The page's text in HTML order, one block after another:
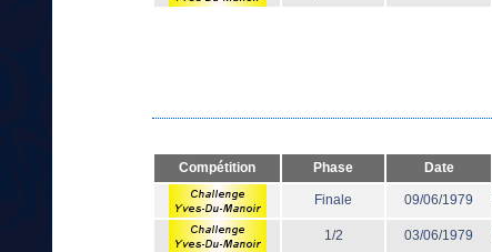
Compétition Phase Date
Finale 09/06/1979
1/2 03/06/1979